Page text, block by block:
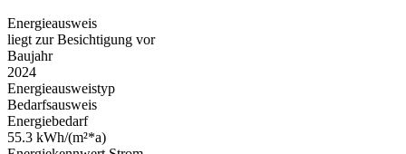
Energieausweis
liegt zur Besichtigung vor
Baujahr
2024
Energieausweistyp
Bedarfsausweis
Energiebedarf
55.3 kWh/(m²*a)